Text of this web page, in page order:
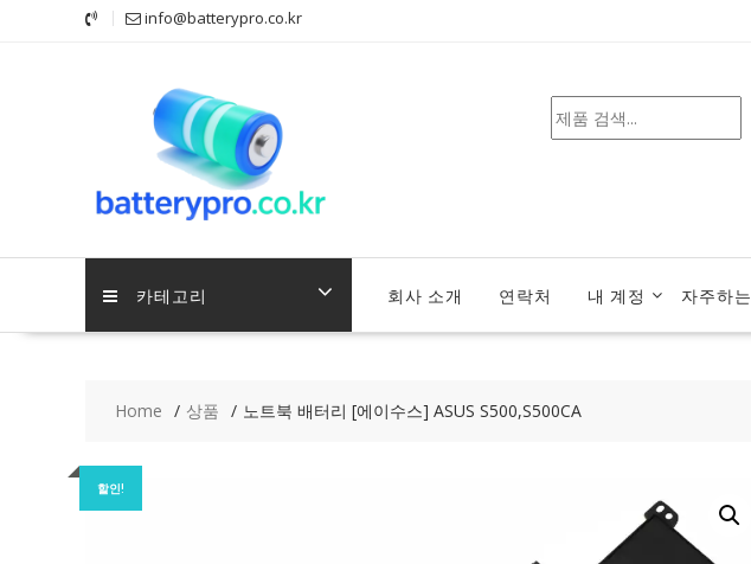
info@batterypro.co.kr
검
색
카테고리 회사 소개 연락처 내 계정 자주하
Home 상품 노트북 배터리 [에이수스] ASUS S500,S500CA
할인!